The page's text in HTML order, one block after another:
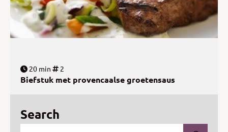
20 min 2
Biefstuk met provencaalse groetensaus
Search